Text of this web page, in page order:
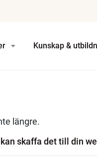
Kunskap &
längre.
skaffa det till din